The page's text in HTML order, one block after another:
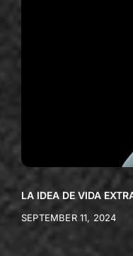
LA IDEA DE VIDA
SEPTEMBER 11, 2024